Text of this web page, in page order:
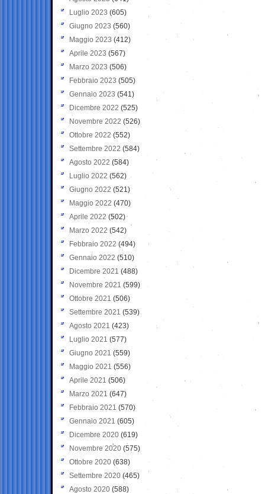
Luglio 2023 (605)
Giugno 2023 (560)
Maggio 2023 (412)
Aprile 2023 (567)
Marzo 2023 (506)
Febbraio 2023 (505)
Gennaio 2023 (541)
Dicembre 2022 (525)
Novembre 2022 (526)
Ottobre 2022 (552)
Settembre 2022 (584)
Agosto 2022 (584)
Luglio 2022 (562)
Giugno 2022 (521)
Maggio 2022 (470)
Aprile 2022 (502)
Marzo 2022 (542)
Febbraio 2022 (494)
Gennaio 2022 (510)
Dicembre 2021 (488)
Novembre 2021 (599)
Ottobre 2021 (506)
Settembre 2021 (539)
Agosto 2021 (423)
Luglio 2021 (577)
Giugno 2021(559)
Maggio 2021 (556)
Aprile 2021 (506)
Marzo 2021 (647)
Febbraio 2021 (570)
Gennaio 2021 (605)
Dicembre 2020 (619)
Novembre 2020 (575)
Ottobre 2020 (638)
Settembre 2020(465)
Agosto 2020 (588)